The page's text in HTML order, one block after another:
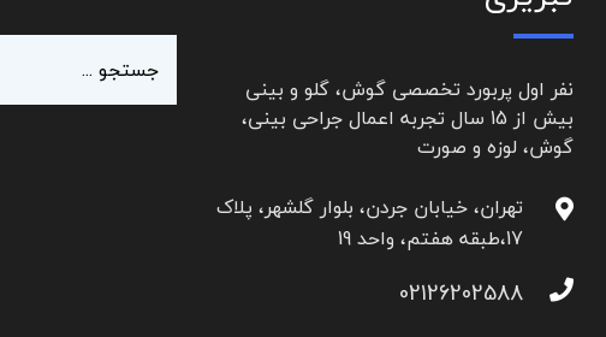
نفر اول پربورد تخصصی گوش، گلو و بینی
بیش از 15 سال تجربه اعمال جراحی بینی،
گوش، لوزه و صورت
تهران، خیابان جردن، بلوار گلشهر، پلاک
17،طبقه هفتم، واحد 19
02126202588